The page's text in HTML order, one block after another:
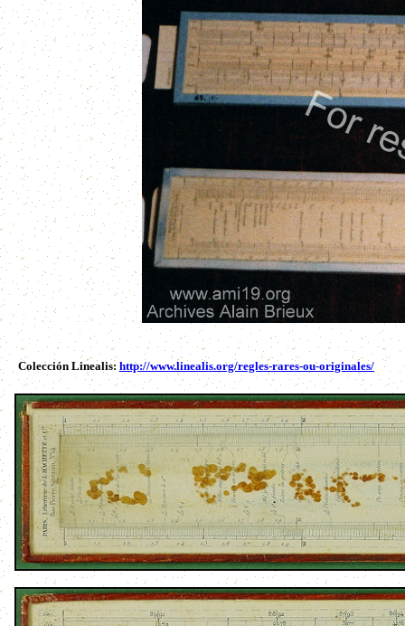
Colección Linealis: http://www.linealis.org/regles-rares-ou-originales/